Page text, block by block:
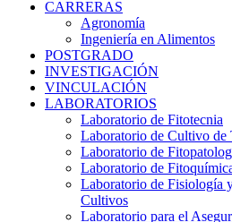
CARRERAS
Agronomía
Ingeniería en Alimentos
POSTGRADO
INVESTIGACIÓN
VINCULACIÓN
LABORATORIOS
Laboratorio de Fitotecnia
Laboratorio de Cultivo de
Laboratorio de
Laboratorio de
Laboratorio de Fisiología
Cultivos
Laboratorio para el